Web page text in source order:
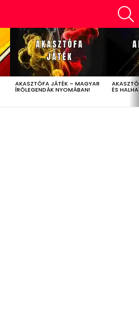
AKASZTÓFA JÁTÉK – MAGYAR
ÍRÓLEGENDÁK NYOMÁBAN! ÉS